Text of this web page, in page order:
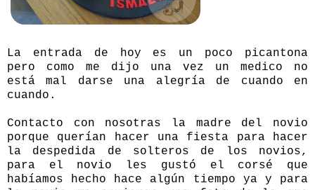
La entrada de hoy es un poco picantona
pero como me dijo una vez un medico no
está mal darse una alegría de cuando en
cuando.
Contacto con nosotras la madre del novio
porque querían hacer una fiesta para hacer
la despedida de solteros de los novios,
para el novio les gustó el corsé que
habíamos hecho hace algún tiempo ya y para